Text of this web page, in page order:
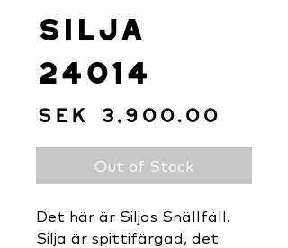
Silja
24014
SEK 3,900.00
Out of Stock
Det här är Siljas Snällfäll.
Silja är spittifärgad, det